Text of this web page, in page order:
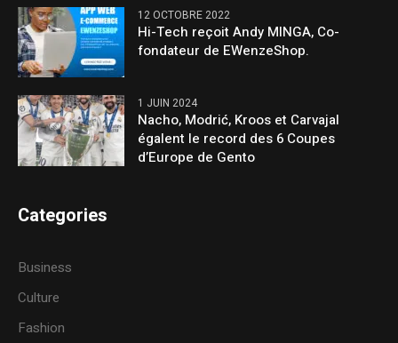
12 OCTOBRE 2022
Hi-Tech reçoit Andy MINGA, Co-
fondateur de EWenzeShop.
1 JUIN 2024
Nacho, Modrić, Kroos et Carvajal
égalent le record des 6 Coupes
d’Europe de Gento
Categories
Business
Culture
Fashion